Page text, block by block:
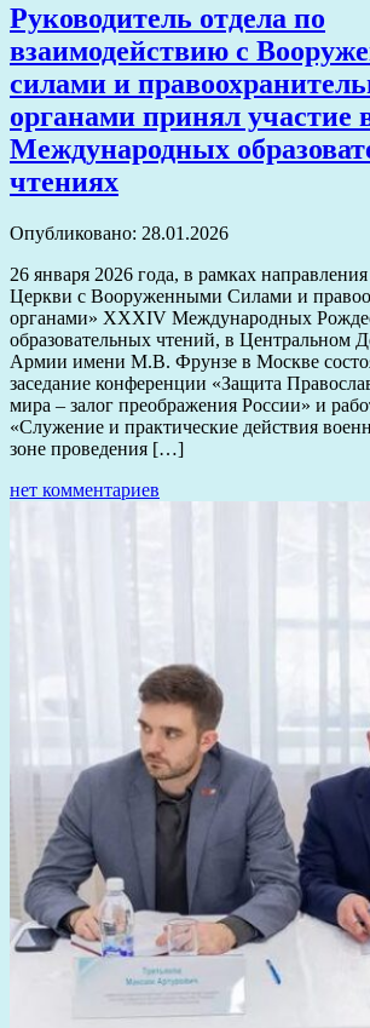
Руководитель отдела по
взаимодействию с
силами и
органами принял участие
Международных
чтениях
Опубликовано: 28.01.2026
26 января 2026 года, в рамках
Церкви с Вооруженными Силами и
органами» XXXIV Международных
образовательных чтений, в Центральном
Армии имени М.В. Фрунзе в Москве
заседание конференции «Защита
мира – залог преображения России» и
«Служение и практические действия
зоне проведения […]
нет комментариев